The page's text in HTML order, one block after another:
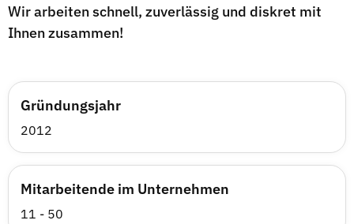
Wir arbeiten schnell, zuverlässig und diskret mit
Ihnen zusammen!
Gründungsjahr
2012
Mitarbeitende im Unternehmen
11 - 50